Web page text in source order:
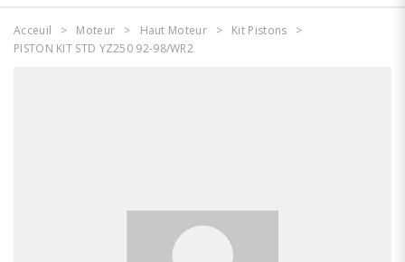
Acceuil Moteur Haut Moteur
Kit Pistons
PISTON KIT STD YZ250 92-98/WR2